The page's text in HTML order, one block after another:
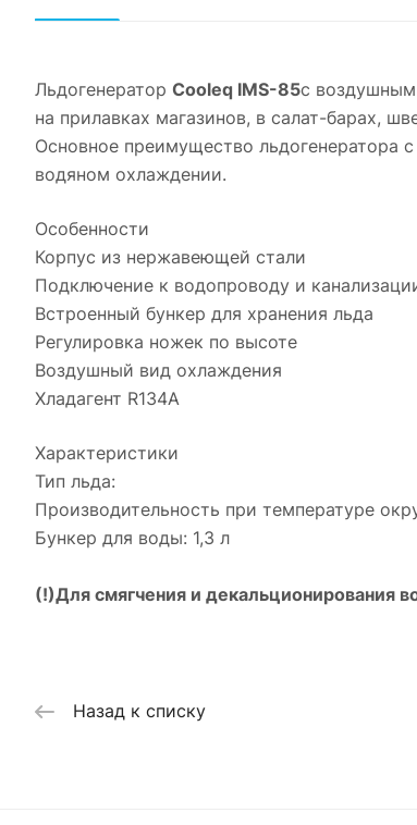
Льдогенератор Cooleq IMS-85с воздушным
на прилавках магазинов, в салат-барах,
Основное преимущество
водяном охлаждении.
Особенности
Корпус из нержавеющей стали
Подключение к водопроводу и
Встроенный бункер для хранения льда
Регулировка ножек по высоте
Воздушный вид охлаждения
Хладагент R134A
Характеристики
Тип льда:
Производительность при температуре
Бункер для воды: 1,3 л
(!)Для смягчения и декальционирования
Назад к списку